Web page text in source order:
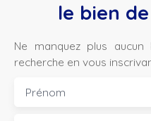
le bien
Ne manquez plus
recherche en vous
Prénom